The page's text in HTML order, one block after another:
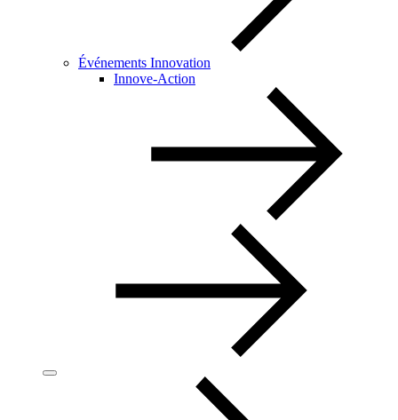
Événements Innovation
Innove-Action